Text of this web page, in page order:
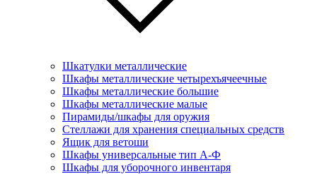
Шкатулки металлические
Шкафы металлические четырехъячеечные
Шкафы металлические большие
Шкафы металлические малые
Пирамиды/шкафы для оружия
Стеллажи для хранения специальных средств
Ящик для ветоши
Шкафы универсальные тип А-Ф
Шкафы для уборочного инвентаря